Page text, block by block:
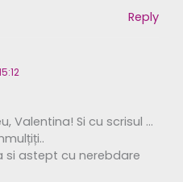
Reply
Valentina! Si cu scrisul …
si astept cu nerebdare